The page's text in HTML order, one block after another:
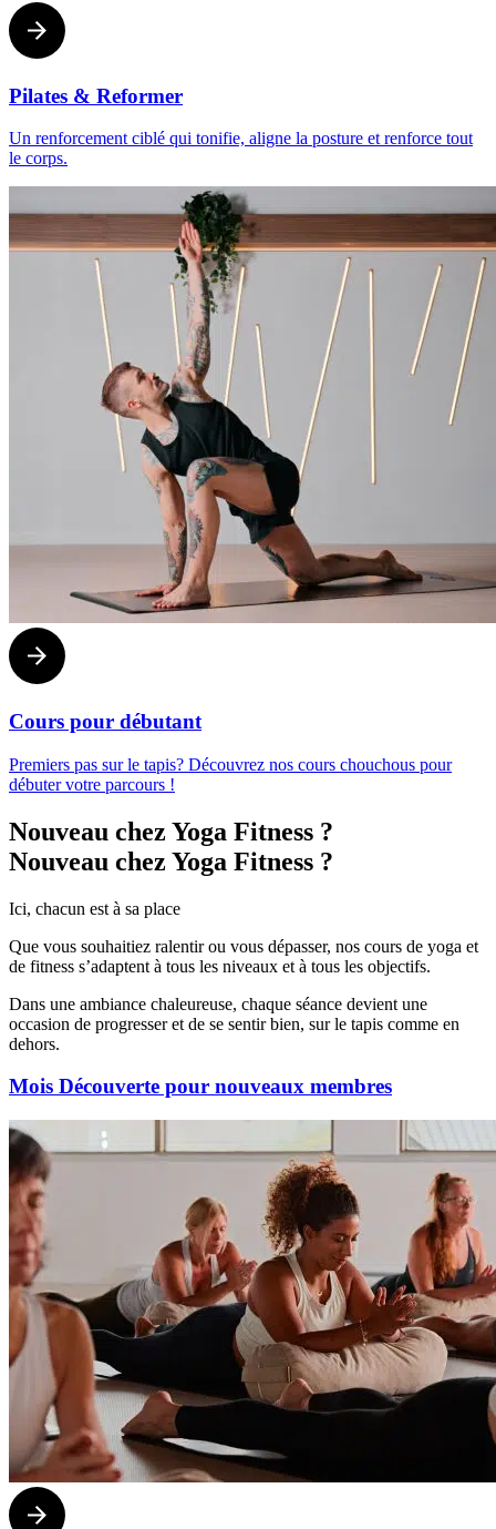
Pilates & Reformer
Un renforcement ciblé qui tonifie, aligne la posture et renforce tout
le corps.
Cours pour débutant
Premiers pas sur le tapis? Découvrez nos cours chouchous pour
débuter votre parcours !
Nouveau chez Yoga Fitness ?
Nouveau chez Yoga Fitness ?
Ici, chacun est à sa place
Que vous souhaitiez ralentir ou vous dépasser, nos cours de yoga et
de fitness s’adaptent à tous les niveaux et à tous les objectifs.
Dans une ambiance chaleureuse, chaque séance devient une
occasion de progresser et de se sentir bien, sur le tapis comme en
dehors.
Mois Découverte pour nouveaux membres